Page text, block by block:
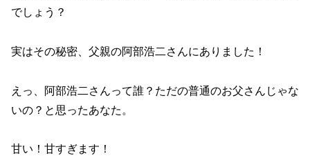
でしょう？
実はその秘密、父親の阿部浩二さんにありました！
えっ、阿部浩二さんって誰？ただの普通のお父さんじゃな
いの？と思ったあなた。
甘い！甘すぎます！